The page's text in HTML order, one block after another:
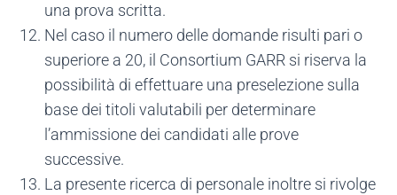
una prova scritta.
Nel caso il numero delle domande risulti pari o
superiore a 20, il Consortium GARR si riserva la
possibilità di effettuare una preselezione sulla
base dei titoli valutabili per determinare
l’ammissione dei candidati alle prove
successive.
La presente ricerca di personale inoltre si rivolge